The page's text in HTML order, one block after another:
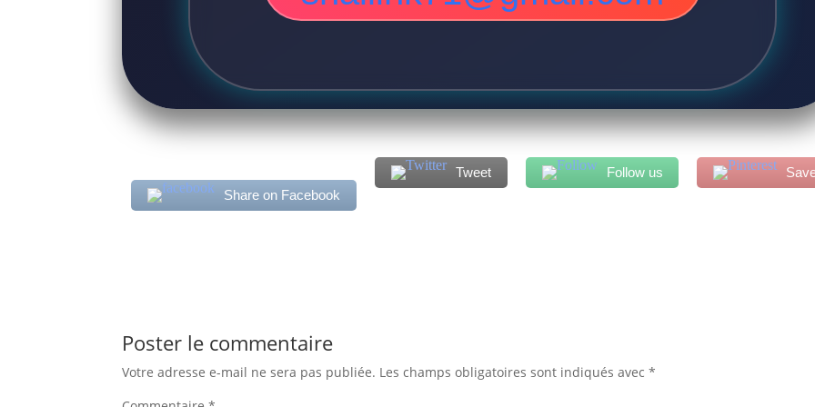
Share on Facebook
Tweet Follow us
Poster le commentaire
Votre adresse e-mail ne sera pas publiée. Les champs obligatoires sont indiqués avec*